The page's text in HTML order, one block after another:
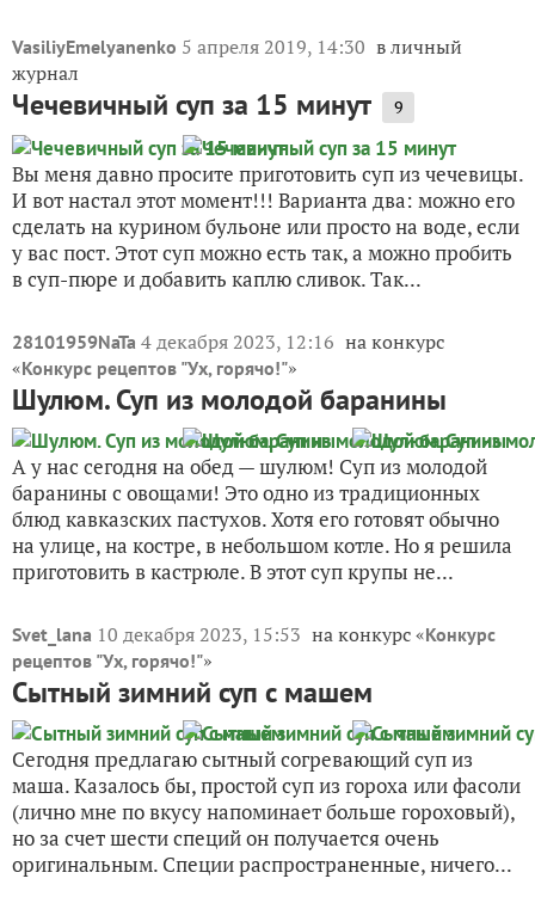
VasiliyEmelyanenko 5 апреля 2019, 14:30 в личный
журнал
Чечевичный суп за 15 минут 9
Вы меня давно просите приготовить суп из чечевицы.
И вот настал этот момент!!! Варианта два: можно его
сделать на курином бульоне или просто на воде, если
у вас пост. Этот суп можно есть так, а можно пробить
в суп-пюре и добавить каплю сливок. Так...
28101959NaTa 4 декабря 2023, 12:16 на конкурс
«Конкурс рецептов "Ух, горячо!"»
Шулюм. Суп из молодой баранины
А у нас сегодня на обед — шулюм! Суп из молодой
баранины с овощами! Это одно из традиционных
блюд кавказских пастухов. Хотя его готовят обычно
на улице, на костре, в небольшом котле. Но я решила
приготовить в кастрюле. В этот суп крупы не...
Svet_lana 10 декабря 2023, 15:53 на конкурс «Конкурс
рецептов "Ух, горячо!"»
Сытный зимний суп с машем
Сегодня предлагаю сытный согревающий суп из
маша. Казалось бы, простой суп из гороха или фасоли
(лично мне по вкусу напоминает больше гороховый),
но за счет шести специй он получается очень
оригинальным. Специи распространенные, ничего...